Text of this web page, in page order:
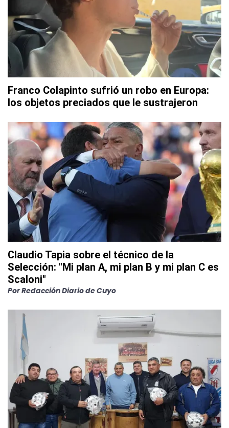
Franco Colapinto sufrió un robo en Europa:
los objetos preciados que le sustrajeron
Claudio Tapia sobre el técnico de la
Selección: "Mi plan A, mi plan B y mi plan C es
Scaloni"
PorRedacción Diario de Cuyo